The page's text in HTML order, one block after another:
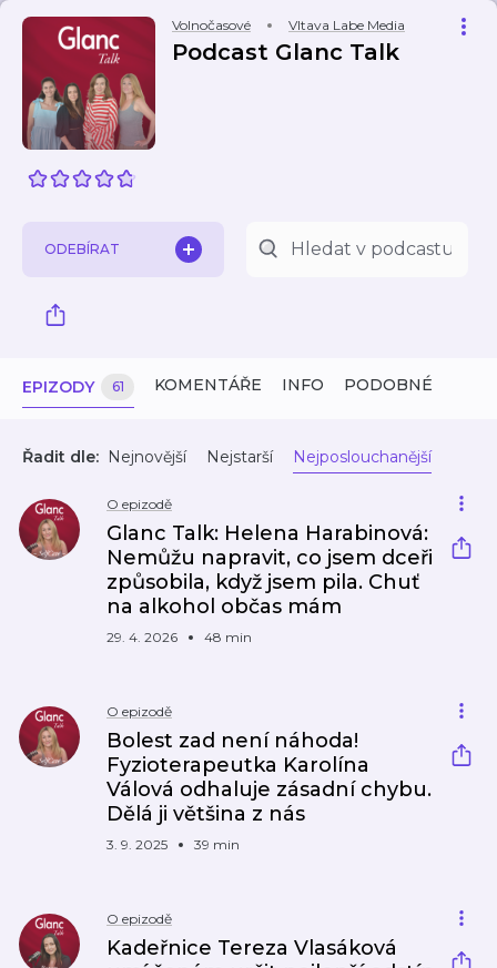
Volnočasové Vltava Labe Media
Podcast Glanc Talk
ODEBÍRAT
EPIZODY 61 KOMENTÁŘE INFO PODOBNÉ
Řadit dle: Nejnovější Nejstarší Nejposlouchanější
O epizodě
Glanc Talk: Helena Harabinová:
Nemůžu napravit, co jsem dceři
způsobila, když jsem pila. Chuť
na alkohol občas mám
29. 4. 2026 48 min
O epizodě
Bolest zad není náhoda!
Fyzioterapeutka Karolína
Válová odhaluje zásadní chybu.
Dělá ji většina z nás
3. 9. 2025 39 min
O epizodě
Kadeřnice Tereza Vlasáková